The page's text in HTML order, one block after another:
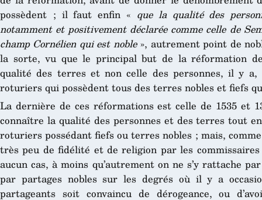
possèdent ; il faut enfin « que la qualité des
notamment et positivement déclarée comme celle de
champ Cornélien qui est noble», autrement point de
la sorte, vu que le principal but de la réformation
qualité des terres et non celle des personnes, il y
roturiers qui possèdent tous des terres nobles et fiefs
La dernière de ces réformations est celle de 1535 et
connaître la qualité des personnes et des terres tout
roturiers possédant fiefs ou terres nobles ; mais,
très peu de fidélité et de religion par les
aucun cas, à moins qu’autrement on ne s’y rattache
par partages nobles sur les degrés où il y a
partageants soit convaincu de dérogeance, ou